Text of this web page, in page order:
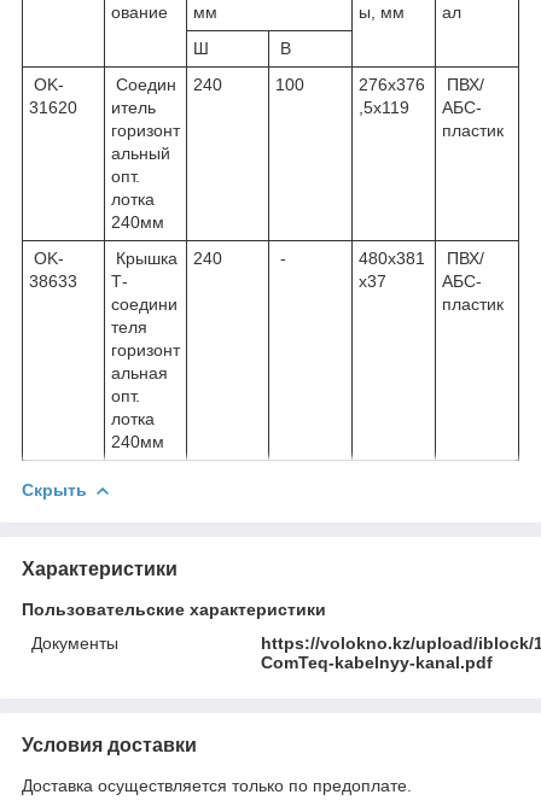
ование
мм
ы, мм
ал
Ш
В
OK-
31620
Соедин
итель
горизонт
альный
опт.
лотка
240мм
240 100
276х376
,5х119
ПВХ/
АБС-
пластик
OK-
38633
Крышка
Т-
соедини
теля
горизонт
альная
опт.
лотка
240мм
240 -
480х381
х37
ПВХ/
АБС-
пластик
Скрыть
Характеристики
Пользовательские характеристики
Документы
https://volokno.kz/upload/iblock/
ComTeq-kabelnyy-kanal.pdf
Условия доставки
Доставка осуществляется только по предоплате.